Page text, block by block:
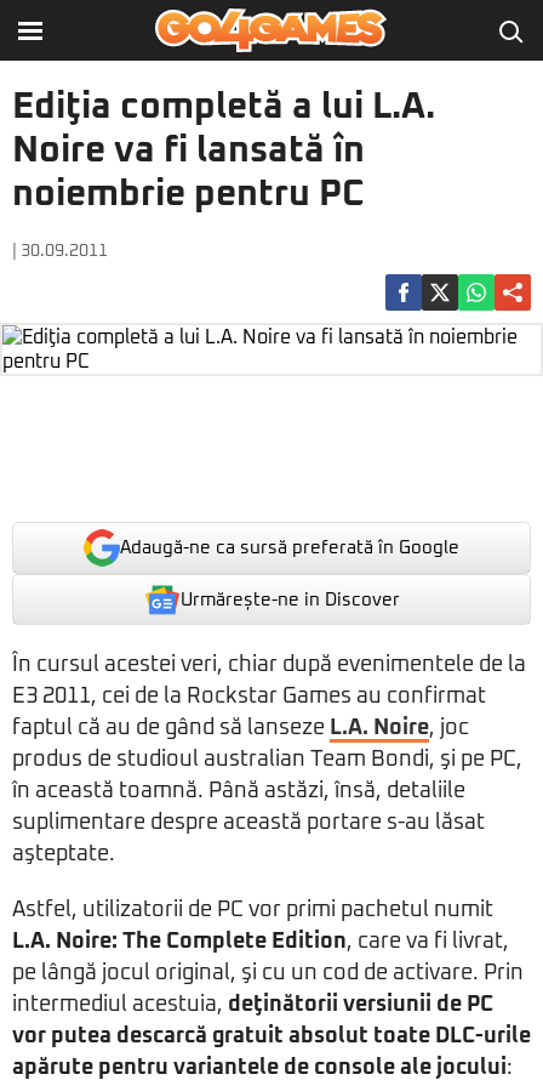
Ediţia completă a lui L.A.
Noire va fi lansată în
noiembrie pentru PC
| 30.09.2011
Adaugă-ne ca sursă preferată în Google
Urmărește-ne in Discover
În cursul acestei veri, chiar după evenimentele de la
E3 2011, cei de la Rockstar Games au confirmat
faptul că au de gând să lanseze L.A. Noire, joc
produs de studioul australian Team Bondi, şi pe PC,
în această toamnă. Până astăzi, însă, detaliile
suplimentare despre această portare s-au lăsat
aşteptate.
Astfel, utilizatorii de PC vor primi pachetul numit
L.A. Noire: The Complete Edition, care va fi livrat,
pe lângă jocul original, şi cu un cod de activare. Prin
intermediul acestuia, deţinătorii versiunii de PC
vor putea descarcă gratuit absolut toate DLC-urile
apărute pentru variantele de console ale jocului: